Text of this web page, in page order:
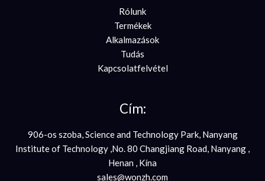
Rólunk
Termékek
Alkalmazások
Tudás
Kapcsolatfelvétel
Cím:
906-os szoba, Science and Technology Park, Nanyang
Institute of Technology ,No. 80 Changjiang Road, Nanyang ,
Henan , Kína
sales@wonzh.com